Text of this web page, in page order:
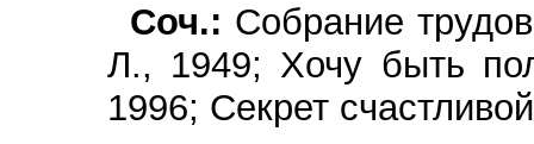
Соч.: Собрание
Л., 1949; Хочу быть
1996; Секрет